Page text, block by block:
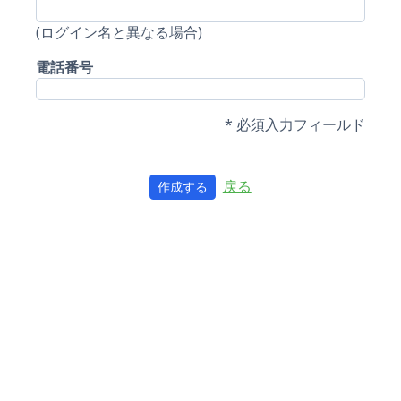
(ログイン名と異なる場合)
電話番号
* 必須入力フィールド
戻る